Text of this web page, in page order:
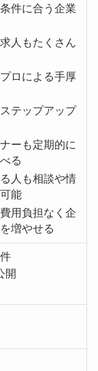
件に合う企業
人もたくさん
ロによる手厚
テップアップ
ーも定期的に
る
人も相談や情
能
用負担なく企
増やせる
開